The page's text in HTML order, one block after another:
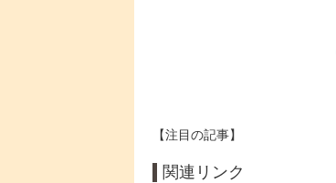
【注目の記事】
関連リンク